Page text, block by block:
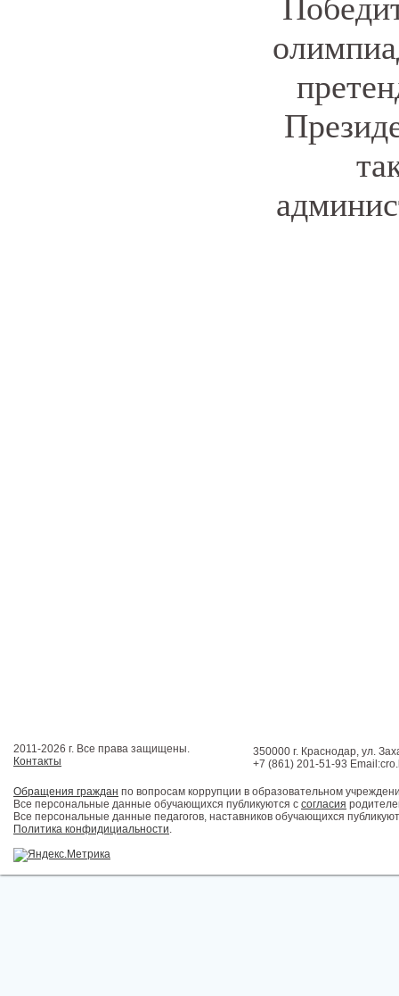
2011-2026 г. Все права защищены.
Контакты
350000 г. Краснодар, ул.
+7 (861) 201-51-93
Обращения граждан по вопросам коррупции в образовательном
Все персональные данные обучающихся публикуются с согласия
Все персональные данные педагогов, наставников обучающихся
Политика конфидициальности.